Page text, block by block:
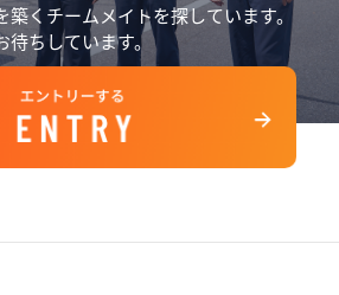
築くチームメイトを探しています。
待ちしています。